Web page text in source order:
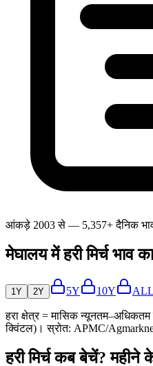
आंकड़े 2003 से — 5,357+ दैनिक
मेघालय में हरी मिर्च भाव
1Y 2Y 5Y 10Y ALL
हरा क्षेत्र = मासिक
क्विंटल)। स्रोत: APMC/
हरी मिर्च कब बेचें? महीने